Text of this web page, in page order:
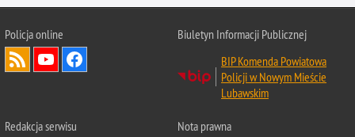
Policja online
Biuletyn Informacji Publicznej
BIP Komenda Powiatowa
Policji w Nowym Mieście
Lubawskim
Redakcja serwisu
Nota prawna